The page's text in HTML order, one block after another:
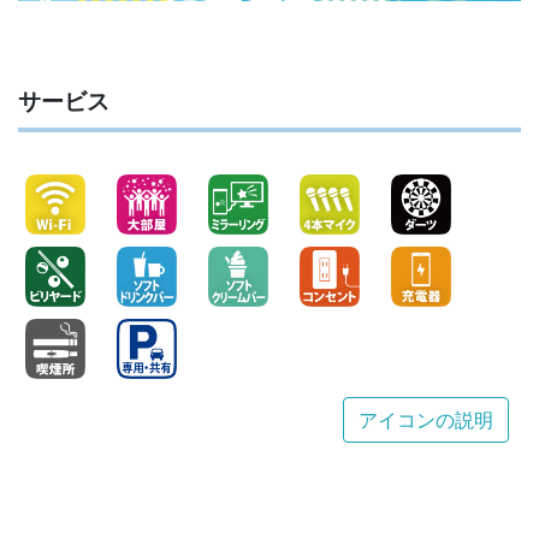
サービス
アイコンの説明